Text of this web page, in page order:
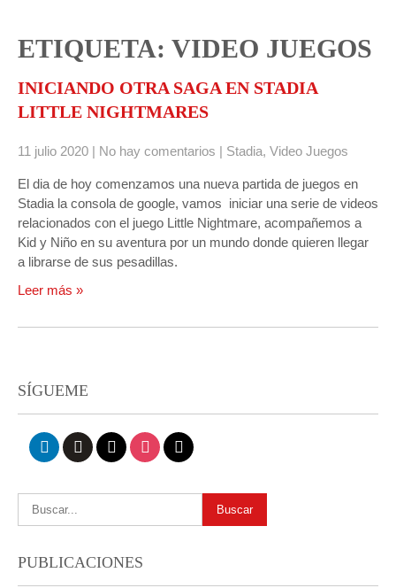
ETIQUETA: VIDEO JUEGOS
INICIANDO OTRA SAGA EN STADIA
LITTLE NIGHTMARES
11 julio 2020 | No hay comentarios | Stadia, Video Juegos
El dia de hoy comenzamos una nueva partida de juegos en
Stadia la consola de google, vamos iniciar una serie de videos
relacionados con el juego Little Nightmare, acompañemos a
Kid y Niño en su aventura por un mundo donde quieren llegar
a librarse de sus pesadillas.
Leer más »
SÍGUEME
linkedingithub x instagram
mail
PUBLICACIONES